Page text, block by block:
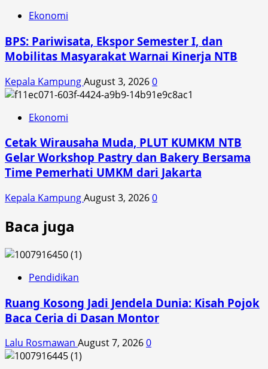
Ekonomi
BPS: Pariwisata, Ekspor Semester I, dan
Mobilitas Masyarakat Warnai Kinerja NTB
Kepala KampungAugust 3, 20260
Ekonomi
Cetak Wirausaha Muda, PLUT KUMKM NTB
Gelar Workshop Pastry dan Bakery Bersama
Time Pemerhati UMKM dari Jakarta
Kepala KampungAugust 3, 20260
Baca juga
Pendidikan
Ruang Kosong Jadi Jendela Dunia: Kisah Pojok
Baca Ceria di Dasan Montor
Lalu Rosmawan August 7, 20260